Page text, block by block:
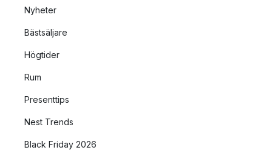
Nyheter
Bästsäljare
Högtider
Rum
Presenttips
Nest Trends
Black Friday 2026